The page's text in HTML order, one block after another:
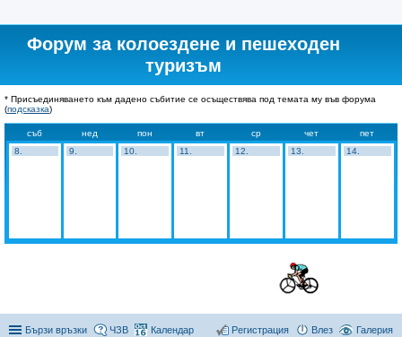
Форум за колоездене и пешеходен
туризъм
* Присъединяването към дадено събитие се осъществява под темата му във форума
(подсказка)
съб нед пон вт ср чет
пет
8.
9. 10. 11. 12. 13. 14.
Бързи връзки Галерия
ЧЗВ Календар Влез
Регистрация